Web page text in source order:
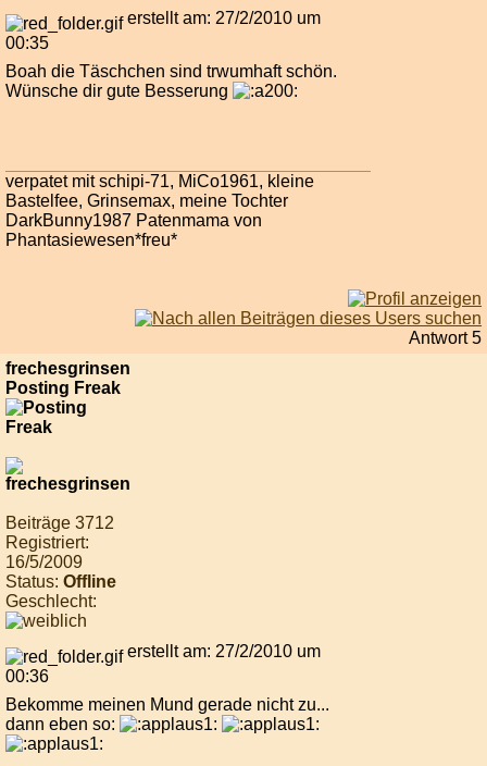
erstellt am: 27/2/2010 um
00:35
Boah die Täschchen sind trwumhaft schön.
Wünsche dir gute Besserung
verpatet mit schipi-71, MiCo1961, kleine
Bastelfee, Grinsemax, meine Tochter
DarkBunny1987 Patenmama von
Phantasiewesen*freu*
Antwort 5
frechesgrinsen
Posting Freak
Beiträge 3712
Registriert:
16/5/2009
Status: Offline
Geschlecht:
erstellt am: 27/2/2010 um
00:36
Bekomme meinen Mund gerade nicht zu...
dann eben so: